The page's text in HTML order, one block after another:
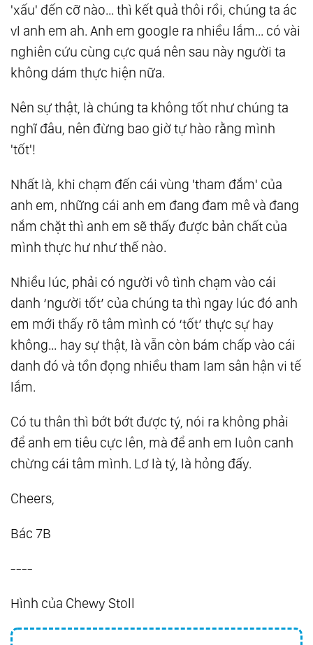
'xấu' đến cỡ nào... thì kết quả thôi rồi, chúng ta ác
vl anh em ah. Anh em google ra nhiều lắm... có vài
nghiên cứu cùng cực quá nên sau này người ta
không dám thực hiện nữa.
Nên sự thật, là chúng ta không tốt như chúng ta
nghĩ đâu, nên đừng bao giờ tự hào rằng mình
'tốt'!
Nhất là, khi chạm đến cái vùng 'tham đắm' của
anh em, những cái anh em đang đam mê và đang
nắm chặt thì anh em sẽ thấy được bản chất của
mình thực hư như thế nào.
Nhiều lúc, phải có người vô tình chạm vào cái
danh ‘người tốt’ của chúng ta thì ngay lúc đó anh
em mới thấy rõ tâm mình có ‘tốt’ thực sự hay
không… hay sự thật, là vẫn còn bám chấp vào cái
danh đó và tồn đọng nhiều tham lam sân hận vi tế
lắm.
Có tu thân thì bớt bớt được tý, nói ra không phải
để anh em tiêu cực lên, mà để anh em luôn canh
chừng cái tâm mình. Lơ là tý, là hỏng đấy.
Cheers,
Bác 7B
----
Hình của Chewy Stoll